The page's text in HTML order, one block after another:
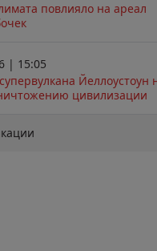
повлияло на ареал
| 15:05
Йеллоустоун
цивилизации